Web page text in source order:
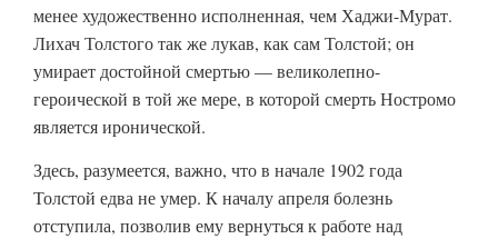
менее художественно исполненная, чем Хаджи-Мурат.
Лихач Толстого так же лукав, как сам Толстой; он
умирает достойной смертью — великолепно-
героической в той же мере, в которой смерть Ностромо
является иронической.
Здесь, разумеется, важно, что в начале 1902 года
Толстой едва не умер. К началу апреля болезнь
отступила, позволив ему вернуться к работе над